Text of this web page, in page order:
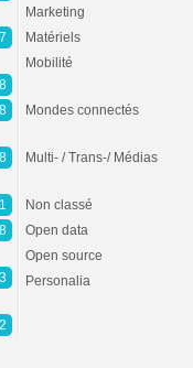
8
Marketing
Matériels
Mobilité
Mondes connectés
Multi- / Trans-/ Médias
Non classé
Open data
Open source
Personalia